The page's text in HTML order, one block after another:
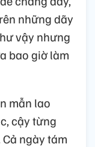
những dãy
vậy nhưng
bao giờ làm
mẫn lao
cậy từng
ngày tám